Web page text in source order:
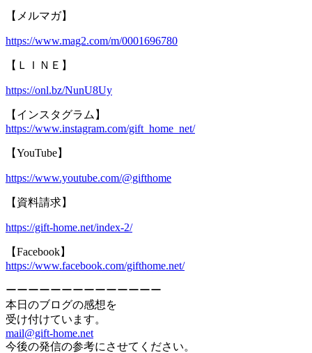
【メルマガ】
https://www.mag2.com/m/0001696780
【ＬＩＮＥ】
https://onl.bz/NunU8Uy
【インスタグラム】
https://www.instagram.com/gift_home_net/
【YouTube】
https://www.youtube.com/@gifthome
【資料請求】
https://gift-home.net/index-2/
【Facebook】
https://www.facebook.com/gifthome.net/
ーーーーーーーーーーーーーー
本日のブログの感想を
受け付けています。
mail@gift-home.net
今後の発信の参考にさせてください。